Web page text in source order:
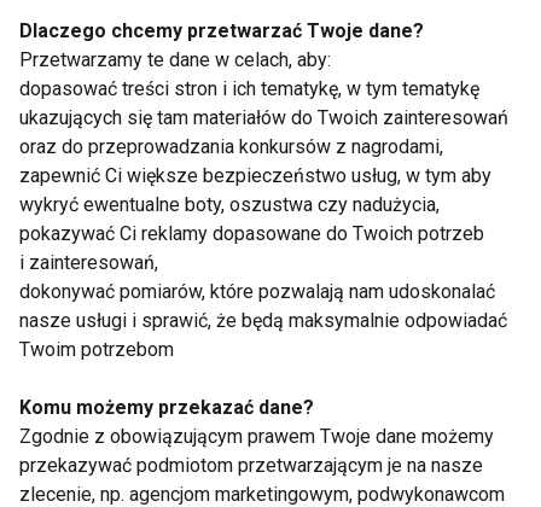
Walentynkowe
propozycje książkowe
Encyklopedia
gotowania
Martyna
Wojciechowska
Dlaczego chcemy przetwarzać Twoje dane?
Przetwarzamy te dane w celach, aby:
dopasować treści stron i ich tematykę, w tym tematykę
ukazujących się tam materiałów do Twoich zainteresowań
oraz do przeprowadzania konkursów z nagrodami,
zapewnić Ci większe bezpieczeństwo usług, w tym aby
wykryć ewentualne boty, oszustwa czy nadużycia,
pokazywać Ci reklamy dopasowane do Twoich potrzeb
i zainteresowań,
dokonywać pomiarów, które pozwalają nam udoskonalać
nasze usługi i sprawić, że będą maksymalnie odpowiadać
Twoim potrzebom
Komu możemy przekazać dane?
Zgodnie z obowiązującym prawem Twoje dane możemy
przekazywać podmiotom przetwarzającym je na nasze
zlecenie, np. agencjom marketingowym, podwykonawcom